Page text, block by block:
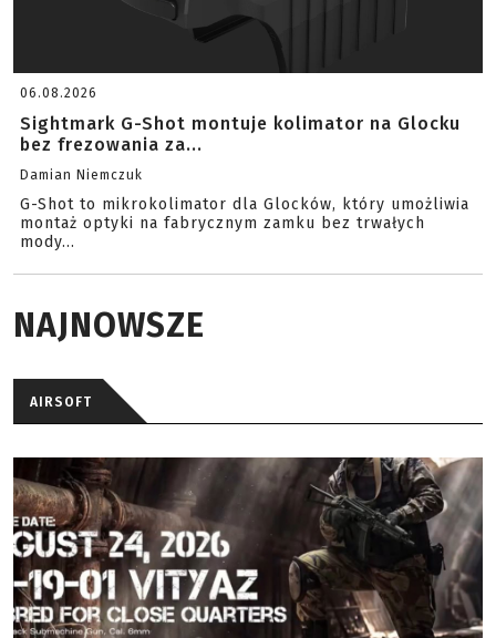
06.08.2026
Sightmark G-Shot montuje kolimator na Glocku
bez frezowania za...
Damian Niemczuk
G-Shot to mikrokolimator dla Glocków, który umożliwia
montaż optyki na fabrycznym zamku bez trwałych
mody...
NAJNOWSZE
AIRSOFT